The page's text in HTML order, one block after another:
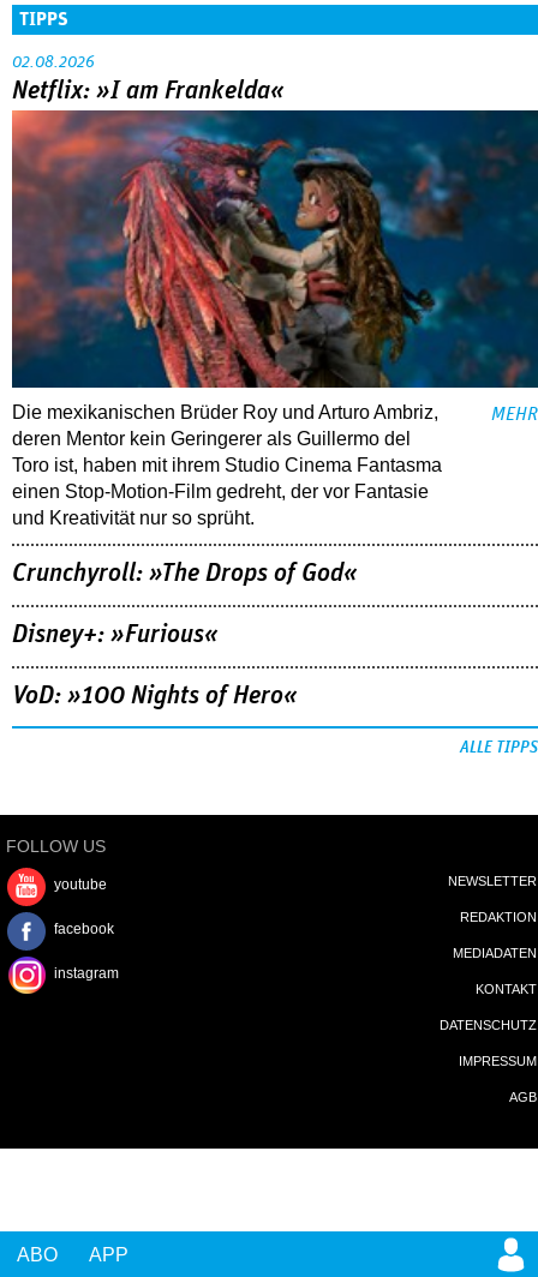
ABO APP
TIPPS
02.08.2026
Netflix: »I am Frankelda«
Die mexikanischen Brüder Roy und Arturo Ambriz,
deren Mentor kein Geringerer als Guillermo del
Toro ist, haben mit ihrem Studio Cinema Fantasma
einen Stop-Motion-Film gedreht, der vor Fantasie
und Kreativität nur so sprüht.
MEHR
Crunchyroll: »The Drops of God«
Disney+: »Furious«
VoD: »100 Nights of Hero«
ALLE TIPPS
FOLLOW US
youtube
facebook
instagram
NEWSLETTER
REDAKTION
MEDIADATEN
KONTAKT
DATENSCHUTZ
IMPRESSUM
AGB